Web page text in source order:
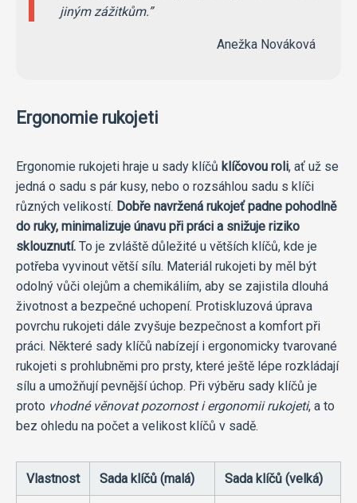
jiným zážitkům.
Anežka Nováková
Ergonomie rukojeti
Ergonomie rukojeti hraje u sady klíčů klíčovou roli, ať už se
jedná o sadu s pár kusy, nebo o rozsáhlou sadu s klíči
různých velikostí. Dobře navržená rukojeť padne pohodlně
do ruky, minimalizuje únavu při práci a snižuje riziko
sklouznutí. To je zvláště důležité u větších klíčů, kde je
potřeba vyvinout větší sílu. Materiál rukojeti by měl být
odolný vůči olejům a chemikáliím, aby se zajistila dlouhá
životnost a bezpečné uchopení. Protiskluzová úprava
povrchu rukojeti dále zvyšuje bezpečnost a komfort při
práci. Některé sady klíčů nabízejí i ergonomicky tvarované
rukojeti s prohlubněmi pro prsty, které ještě lépe rozkládají
sílu a umožňují pevnější úchop. Při výběru sady klíčů je
proto vhodné věnovat pozornost i ergonomii rukojeti, a to
bez ohledu na počet a velikost klíčů v sadě.
Vlastnost Sada klíčů (malá) Sada klíčů (velká)